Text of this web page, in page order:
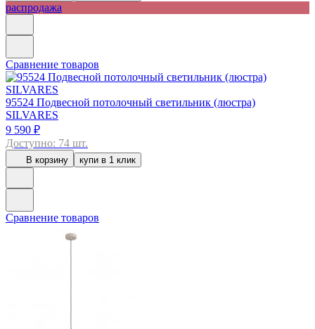
распродажа
Сравнение товаров
95524 Подвесной потолочный светильник (люстра)
SILVARES
9 590 ₽
Доступно: 74 шт.
В корзину купи в 1 клик
Сравнение товаров